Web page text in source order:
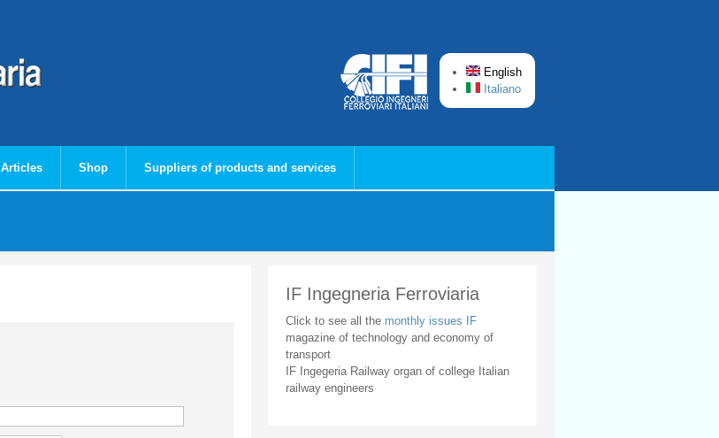
English
Italiano
Articles Shop Suppliers of products and services
IF Ingegneria Ferroviaria
Click to see all the monthly issues IF
magazine of technology and economy of
transport
IF Ingegeria Railway organ of college Italian
railway engineers